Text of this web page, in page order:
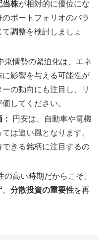
当株が相対的に優位にな
ポートフォリオのバラ
調整を検討しましょ
東情勢の緊迫化は、エネ
影響を与える可能性が
の動向にも注目し、リ
してください。
円安は、自動車や電機
は追い風となります。
きる銘柄に注目するの
の高い時期だからこそ、
、分散投資の重要性を再